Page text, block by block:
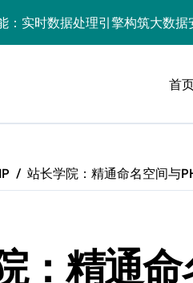
新引擎：区块链赋能实时处理解
：实时数据处理引擎驱动大数据
：Android大数据实时引擎，驱
驱动：构建实时引擎，赋能效能
流下服务器端实时处理架构的智
首
站长学院：精通命名空间与
：精通